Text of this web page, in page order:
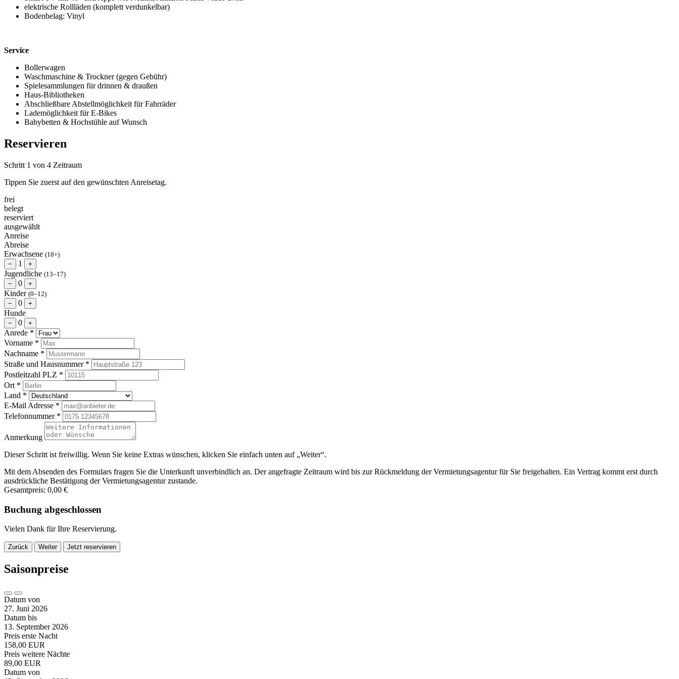
elektrische Rollläden (komplett verdunkelbar)
Bodenbelag: Vinyl
Service
Bollerwagen
Waschmaschine & Trockner (gegen Gebühr)
Spielesammlungen für drinnen & draußen
Haus-Bibliotheken
Abschließbare Abstellmöglichkeit für Fahrräder
Lademöglichkeit für E-Bikes
Babybetten & Hochstühle auf Wunsch
Reservieren
Schritt 1 von 4 Zeitraum
Tippen Sie zuerst auf den gewünschten Anreisetag.
frei
belegt
reserviert
ausgewählt
Anreise
Abreise
Erwachsene (18+)
−
1 +
Jugendliche (13–17)
−
0 +
Kinder (0–12)
−
0 +
Hunde
− 0 +
Anrede *
Vorname *
Nachname *
Straße und Hausnummer *
Postleitzahl PLZ *
Ort *
Land *
E-Mail Adresse *
Telefonnummer *
Anmerkung
Dieser Schritt ist freiwillig. Wenn Sie keine Extras wünschen, klicken Sie einfach unten auf „Weiter“.
Mit dem Absenden des Formulars fragen Sie die Unterkunft unverbindlich an. Der angefragte Zeitraum wird bis zur Rückmeldung der Vermietungsagentur für Sie freigehalten. Ein Vertrag kommt erst durch
ausdrückliche Bestätigung der Vermietungsagentur zustande.
Gesamtpreis: 0,00 €
Buchung abgeschlossen
Vielen Dank für Ihre Reservierung.
Zurück Weiter Jetzt reservieren
Saisonpreise
Datum von
27. Juni 2026
Datum bis
13. September 2026
Preis erste Nacht
158,00 EUR
Preis weitere Nächte
89,00 EUR
Datum von